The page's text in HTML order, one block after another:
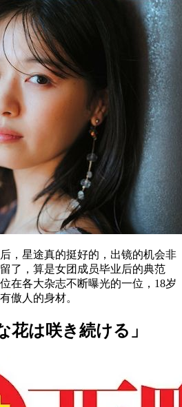
，星途真的挺好的，出镜的机会非
了，算是女团成员毕业后的典范
在各大杂志不断曝光的一位，18岁
傲人的身材。
花は咲き続ける」